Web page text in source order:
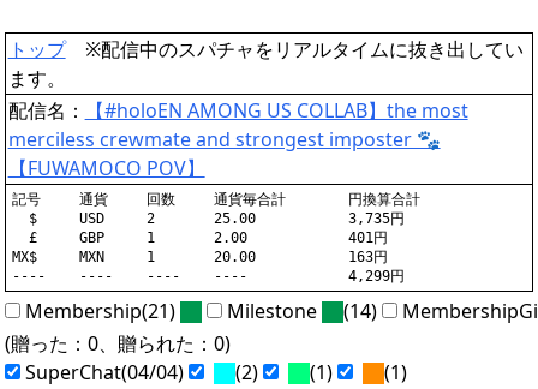
トップ※配信中のスパチャをリアルタイムに抜き出してい
ます。
配信名：
【#holoEN AMONG US COLLAB】the most
merciless crewmate and strongest imposter 🐾
【FUWAMOCO POV】
記号	通貨	回数	通貨毎合計	円換算合計
  $	USD	2	25.00		3,735円
  £	GBP	1	2.00		401円
MX$	MXN	1	20.00		163円
Membership(21) Milestone (14)
(贈った：0、贈られた：0)
SuperChat(04/04)
(2) (1) (1)